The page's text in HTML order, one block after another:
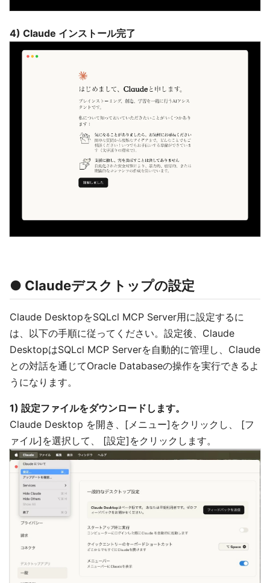
4) Claude インストール完了
● Claudeデスクトップの設定
Claude DesktopをSQLcl MCP Server用に設定するに
は、以下の手順に従ってください。設定後、Claude
DesktopはSQLcl MCP Serverを自動的に管理し、Claude
との対話を通じてOracle Databaseの操作を実行できるよ
うになります。
1) 設定ファイルをダウンロードします。
Claude Desktop を開き、[メニュー]をクリックし、 [フ
ァイル]を選択して、 [設定]をクリックします。